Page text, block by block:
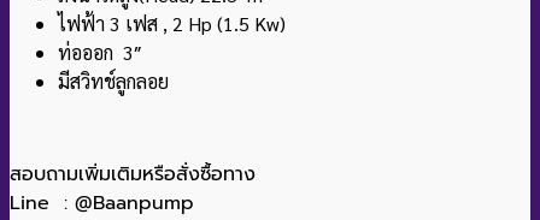
ไฟฟ้า 3 เฟส , 2 Hp (1.5 Kw)
ท่อออก 3″
มีสวิทช์ลูกลอย
สอบถามเพิ่มเติมหรือสั่งซื้อทาง
Line : @Baanpump